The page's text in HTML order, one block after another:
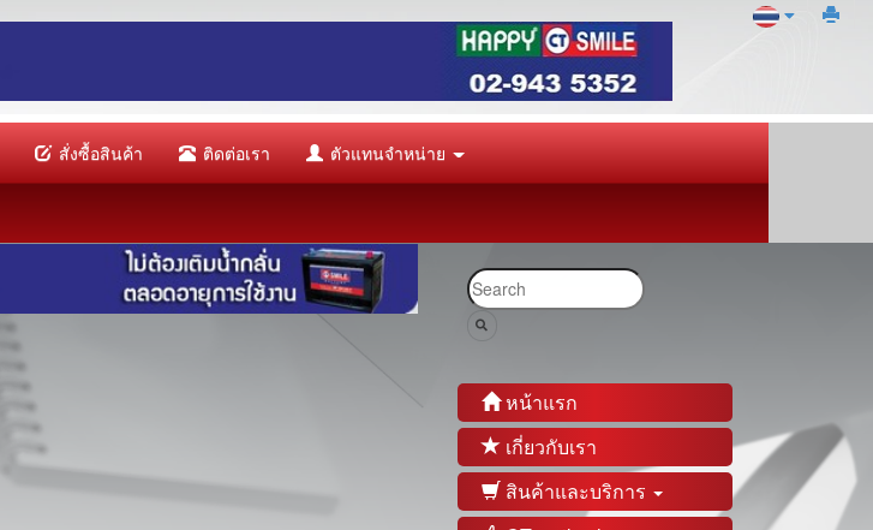
สั่งซื้อสินค้า ติดต่อเรา ตัวแทนจำหน่าย
หน้าแรก
เกี่ยวกับเรา
สินค้าและบริการ